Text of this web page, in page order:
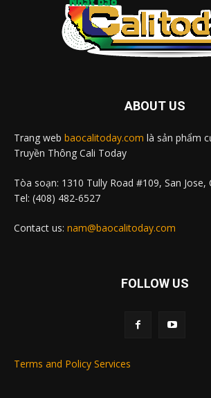
ABOUT US
Trang web baocalitoday.com là sản phẩm
Truyền Thông Cali Today
Tòa soạn: 1310 Tully Road #109, San Jose,
Tel: (408) 482-6527
Contact us: nam@baocalitoday.com
FOLLOW US
Terms and Policy Services